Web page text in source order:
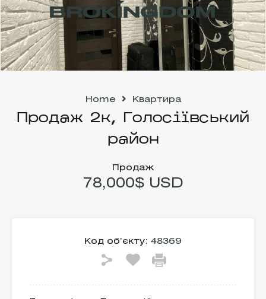
Home Квартира
Продаж 2к, Голосіївський
район
Продаж
78,000$ USD
Код об’єкту: 48369